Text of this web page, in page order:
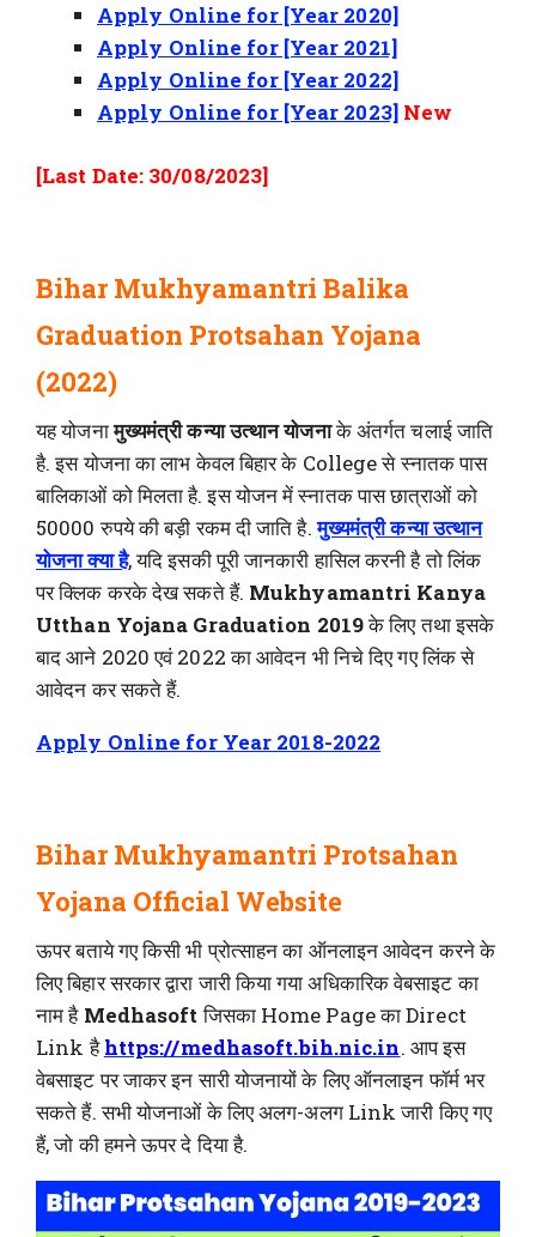
Apply Online for [Year 2020]
Apply Online for [Year 2021]
Apply Online for [Year 2022]
Apply Online for [Year 2023] New
[Last Date: 30/08/2023]
Bihar Mukhyamantri Balika
Graduation Protsahan Yojana
(2022)
यह योजनामुख्यमंत्री कन्या उत्थान योजनाके अंतर्गत चलाई जाति
है. इस योजना का लाभ केवल बिहार के College से स्नातक पास
बालिकाओं को मिलता है. इस योजन में स्नातक पास छात्राओं को
50000 रुपये की बड़ी रकम दी जाति है.मुख्यमंत्री कन्या उत्थान
योजना क्या है, यदि इसकी पूरी जानकारी हासिल करनी है तो लिंक
पर क्लिक करके देख सकते हैं. Mukhyamantri Kanya
Utthan Yojana Graduation 2019के लिए तथा इसके
बाद आने 2020 एवं 2022 का आवेदन भी निचे दिए गए लिंक से
आवेदन कर सकते हैं.
Apply Online for Year 2018-2022
Bihar Mukhyamantri Protsahan
Yojana Official Website
ऊपर बताये गए किसी भी प्रोत्साहन का ऑनलाइन आवेदन करने के
लिए बिहार सरकार द्वारा जारी किया गया अधिकारिक वेबसाइट का
नाम है Medhasoftजिसका Home Page का Direct
Link हैhttps://medhasoft.bih.nic.in. आप इस
वेबसाइट पर जाकर इन सारी योजनायों के लिए ऑनलाइन फॉर्म भर
सकते हैं. सभी योजनाओं के लिए अलग-अलग Link जारी किए गए
हैं, जो की हमने ऊपर दे दिया है.